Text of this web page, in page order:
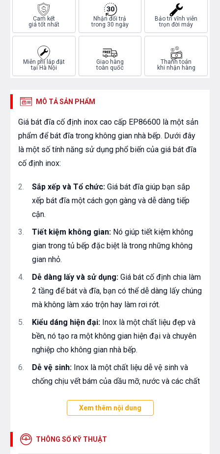
Cam kết
giá tốt nhất
Nhận đổi trả
trong 30 ngày
Bảo trì vĩnh viễn
trọn đời máy
Miễn phí lắp đặt
tại Hà Nội
Giao hàng
toàn quốc
Thanh toán
khi nhận hàng
MÔ TẢ SẢN PHẨM
Giá bát đĩa cố định inox cao cấp EP86600 là một sản
phẩm để bát đĩa trong không gian nhà bếp. Dưới đây
là một số tính năng sử dụng phổ biến của giá bát đĩa
cố định inox:
Sắp xếp và Tổ chức: Giá bát đĩa giúp bạn sắp
xếp bát đĩa một cách gọn gàng và dễ dàng tiếp
cận.
Tiết kiệm không gian: Nó giúp tiết kiệm không
gian trong tủ bếp đặc biệt là trong những không
gian nhỏ.
Dễ dàng lấy và sử dụng: Giá bát cố định chia làm
2 tầng để bát và đĩa, bạn có thể dễ dàng lấy chúng
mà không làm xáo trộn hay làm rơi rớt.
Kiểu dáng hiện đại: Inox là một chất liệu đẹp và
bền, nó tạo ra một không gian hiện đại và chuyên
nghiệp cho không gian nhà bếp.
Dễ vệ sinh: Inox là một chất liệu dễ vệ sinh và
chống chịu vết bám của dầu mỡ, nước và các chất
Chống rỉ sét: Inox có khả năng chống oxi hóa và
được vẻ mới và bền bỉ theo thời gian.
Xem thêm nội dung
THÔNG SỐ KỸ THUẬT